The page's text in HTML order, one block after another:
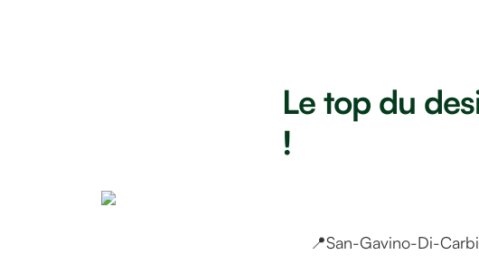
Le top du
!
📍San-Gavino-Di-